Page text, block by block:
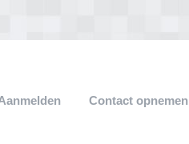
Contact opnemen